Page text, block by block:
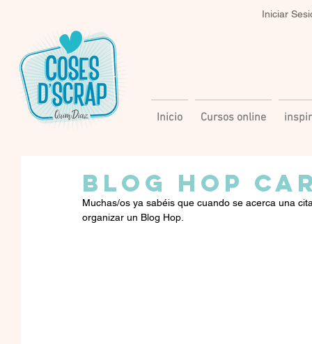
Iniciar
Inicio Cursos online
BLOG HOP
Muchas/os ya sabéis que cuando se acerca una
organizar un Blog Hop.